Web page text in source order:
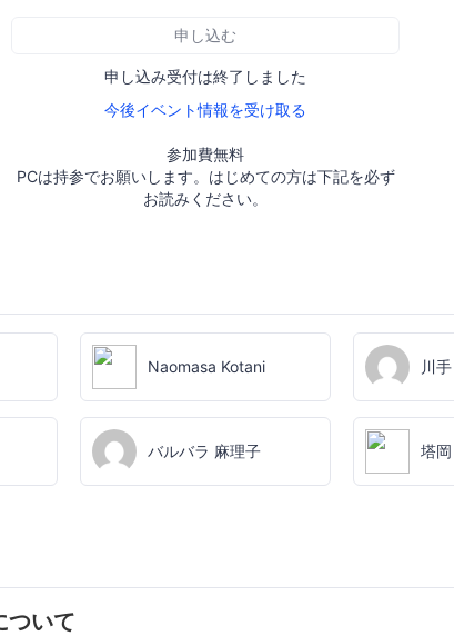
申し込む
申し込み受付は終了しました
今後イベント情報を受け取る
参加費無料
PCは持参でお願いします。はじめての方は下記を必ず
お読みください。
Naomasa Kotani 川
バルバラ 麻理子 塔
ついて